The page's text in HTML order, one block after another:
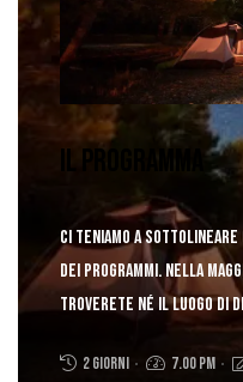
Il Programma
Ci teniamo a sottolineare
dei programmi.Nella
troverete né il luogo di
sulla durata, ma
partenza.. scopri di più!
2 giorni 7.00 PM